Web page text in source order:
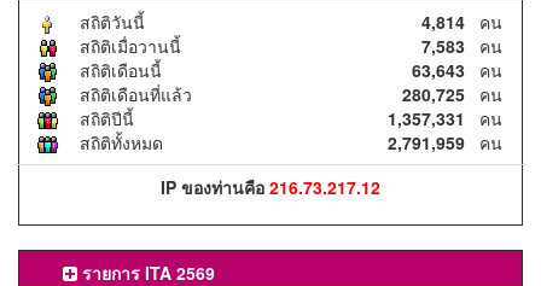
สถิติวันนี้
4,814 คน
สถิติเมื่อวานนี้
7,583 คน
สถิติเดือนนี้
63,643 คน
สถิติเดือนที่แล้ว
280,725 คน
สถิติปีนี้
1,357,331 คน
สถิติทั้งหมด
2,791,959 คน
IP ของท่านคือ 216.73.217.12
รายการ ITA 2569